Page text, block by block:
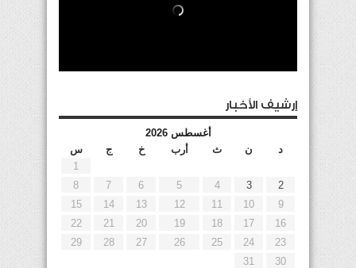
إرشيف الأخبار
أغسطس 2026
د
ن ث أرب خ ج
س
1
2
3
4
5
6
7
8
9
10
11
12
13
14
15
16
17
18
19
20
21
22
23
24
25
26
27
28
29
30
31